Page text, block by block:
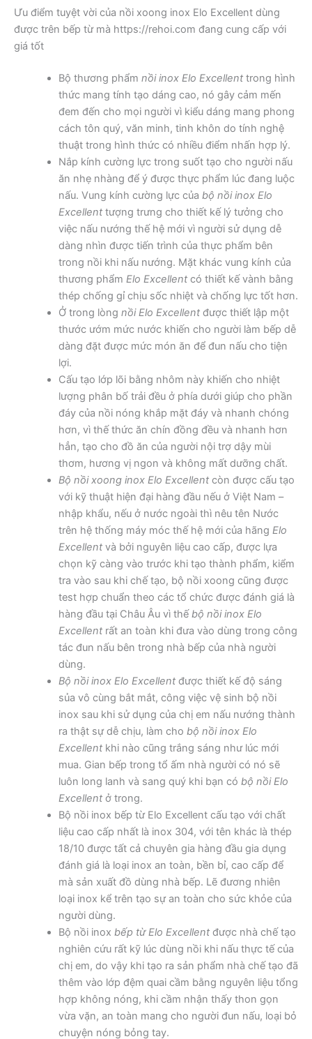
Ưu điểm tuyệt vời của nồi xoong inox Elo Excellent dùng
được trên bếp từ mà https://rehoi.com đang cung cấp với
giá tốt
Bộ thương phẩm nồi inox Elo Excellenttrong hình
thức mang tính tạo dáng cao, nó gây cảm mến
đem đến cho mọi người vì kiểu dáng mang phong
cách tôn quý, văn minh, tinh khôn do tính nghệ
thuật trong hình thức có nhiều điểm nhấn hợp lý.
Nắp kính cường lực trong suốt tạo cho người nấu
ăn nhẹ nhàng để ý được thực phẩm lúc đang luộc
nấu. Vung kính cường lực của bộ nồi inox Elo
Excellenttượng trưng cho thiết kế lý tưởng cho
việc nấu nướng thế hệ mới vì người sử dụng dễ
dàng nhìn được tiến trình của thực phẩm bên
trong nồi khi nấu nướng. Mặt khác vung kính của
thương phẩm Elo Excellentcó thiết kế vành bằng
thép chống gỉ chịu sốc nhiệt và chống lực tốt hơn.
Ở trong lòng nồi Elo Excellentđược thiết lập một
thước ướm mức nước khiến cho người làm bếp dễ
dàng đặt được mức món ăn để đun nấu cho tiện
lợi.
Cấu tạo lớp lõi bằng nhôm này khiến cho nhiệt
lượng phân bố trải đều ở phía dưới giúp cho phần
đáy của nồi nóng khắp mặt đáy và nhanh chóng
hơn, vì thế thức ăn chín đồng đều và nhanh hơn
hẳn, tạo cho đồ ăn của người nội trợ dậy mùi
thơm, hương vị ngon và không mất dưỡng chất.
Bộ nồi xoong inox Elo Excellentcòn được cấu tạo
với kỹ thuật hiện đại hàng đầu nếu ở Việt Nam –
nhập khẩu, nếu ở nước ngoài thì nêu tên Nước
trên hệ thống máy móc thế hệ mới của hãng Elo
Excellentvà bởi nguyên liệu cao cấp, được lựa
chọn kỹ càng vào trước khi tạo thành phẩm, kiểm
tra vào sau khi chế tạo, bộ nồi xoong cũng được
test hợp chuẩn theo các tổ chức được đánh giá là
hàng đầu tại Châu Âu vì thếbộ nồi inox Elo
Excellentrất an toàn khi đưa vào dùng trong công
tác đun nấu bên trong nhà bếp của nhà người
dùng.
Bộ nồi inox Elo Excellentđược thiết kế độ sáng
sủa vô cùng bắt mắt, công việc vệ sinh bộ nồi
inox sau khi sử dụng của chị em nấu nướng thành
ra thật sự dễ chịu, làm cho bộ nồi inox Elo
Excellentkhi nào cũng trắng sáng như lúc mới
mua. Gian bếp trong tổ ấm nhà người có nó sẽ
luôn long lanh và sang quý khi bạn có bộ nồi Elo
Excellentở trong.
Bộ nồi inox bếp từ Elo Excellent cấu tạo với chất
liệu cao cấp nhất là inox 304, với tên khác là thép
18/10 được tất cả chuyên gia hàng đầu gia dụng
đánh giá là loại inox an toàn, bền bỉ, cao cấp để
mà sản xuất đồ dùng nhà bếp. Lẽ đương nhiên
loại inox kể trên tạo sự an toàn cho sức khỏe của
người dùng.
Bộ nồi inox bếp từ Elo Excellentđược nhà chế tạo
nghiên cứu rất kỹ lúc dùng nồi khi nấu thực tế của
chị em, do vậy khi tạo ra sản phẩm nhà chế tạo đã
thêm vào lớp đệm quai cầm bằng nguyên liệu tổng
hợp không nóng, khi cầm nhận thấy thon gọn
vừa vặn, an toàn mang cho người đun nấu, loại bỏ
chuyện nóng bỏng tay.